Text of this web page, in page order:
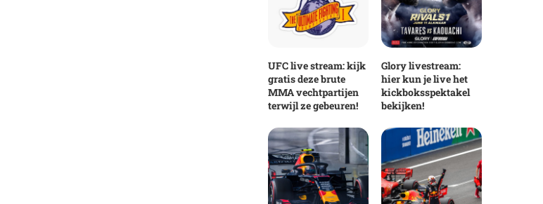
UFC live stream: kijk
gratis deze brute
MMA vechtpartijen
terwijl ze gebeuren!
Glory livestream:
hier kun je live het
kickboksspektakel
bekijken!